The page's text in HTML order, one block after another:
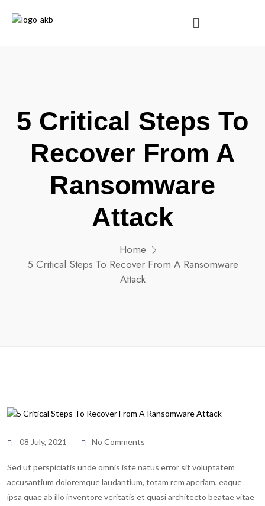
5 Critical Steps To
Recover From A
Ransomware
Attack
Home
5 Critical Steps To Recover From A Ransomware
Attack
08 July, 2021 No Comments
Sed ut perspiciatis unde omnis iste natus error sit voluptatem
accusantium doloremque laudantium, totam rem aperiam, eaque
ipsa quae ab illo inventore veritatis et quasi architecto beatae vitae